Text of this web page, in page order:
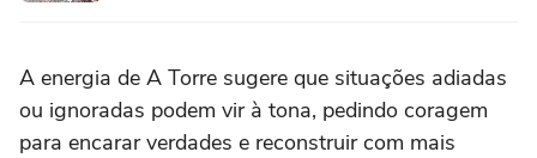
A energia de A Torre sugere que situações adiadas
ou ignoradas podem vir à tona, pedindo coragem
para encarar verdades e reconstruir com mais